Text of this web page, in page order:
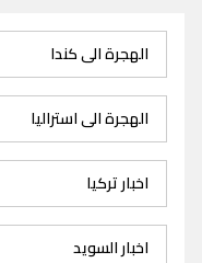
الهجرة الى كندا
الهجرة الى استراليا
اخبار تركيا
اخبار السويد